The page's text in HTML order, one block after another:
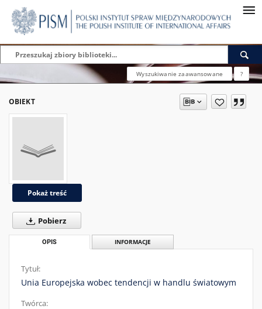
Wyszukiwanie zaawansowane ?
OBIEKT
Pokaż treść
Pobierz
OPIS INFORMACJE
Tytuł:
Unia Europejska wobec tendencji w handlu światowym
Twórca: